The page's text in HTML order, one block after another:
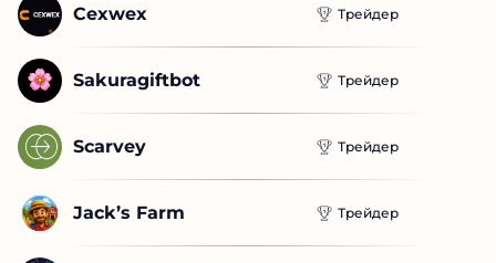
Alrosafah Трейдер
Cexwex Трейдер
Sakuragiftbot Трейдер
Scarvey Трейдер